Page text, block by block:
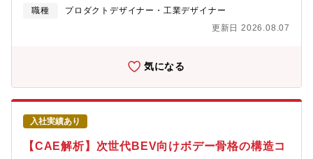
ン】カーボンニュートラルの実現に向け、電動化市場の拡大に貢
用いた車両とは大きく異なった開発が必要となります。バッテリ
築を車両目線で考え、事業提案していくことが重要です。私たち
は、従来の考えにとらわれ無い発想で、新たなバッテリーパック
商材・技術の開発を推進しています。【募集背景】バッテリ商材
の領域拡大に向けたバッテリーフレーム、ボデー骨格製品のエン
ジニア募集【業務のやりがい】・バッテリ骨格・温調器を中心と
したBEVバッテリ商材の量産実績と、駆動部品・熱マネ・車両統
合制御など幅広い開発メンバーと連携した設計・開発が可能・高
い生産技術を背景に、構想・設計段階から量産性までを見据え
職種
プロダクトデザイナー・工業デザイナー
更新日 2026.08.07
気になる
入社実績あり
【CAE解析】次世代BEV向けボデー骨格の構造コ